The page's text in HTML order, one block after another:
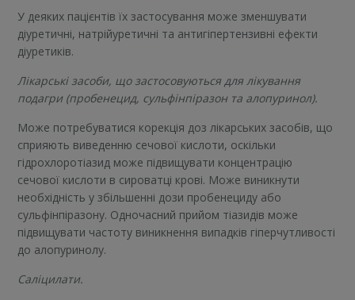
У деяких пацієнтів їх застосування може зменшувати
діуретичні, натрійуретичні та антигіпертензивні ефекти
діуретиків.
Лікарські засоби, що застосовуються для лікування
подагри (пробенецид, сульфінпіразон та алопуринол).
Може потребуватися корекція доз лікарських засобів, що
сприяють виведенню сечової кислоти, оскільки
гідрохлоротіазид може підвищувати концентрацію
сечової кислоти в сироватці крові. Може виникнути
необхідність у збільшенні дози пробенециду або
сульфінпіразону. Одночасний прийом тіазидів може
підвищувати частоту виникнення випадків гіперчутливості
до алопуринолу.
Саліцилати.